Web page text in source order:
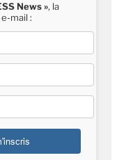
News », la
mail :